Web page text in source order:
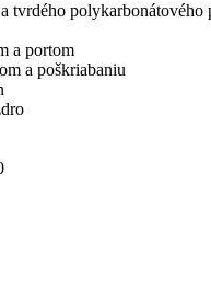
tvrdého polykarbonátového
a portom
a poškriabaniu